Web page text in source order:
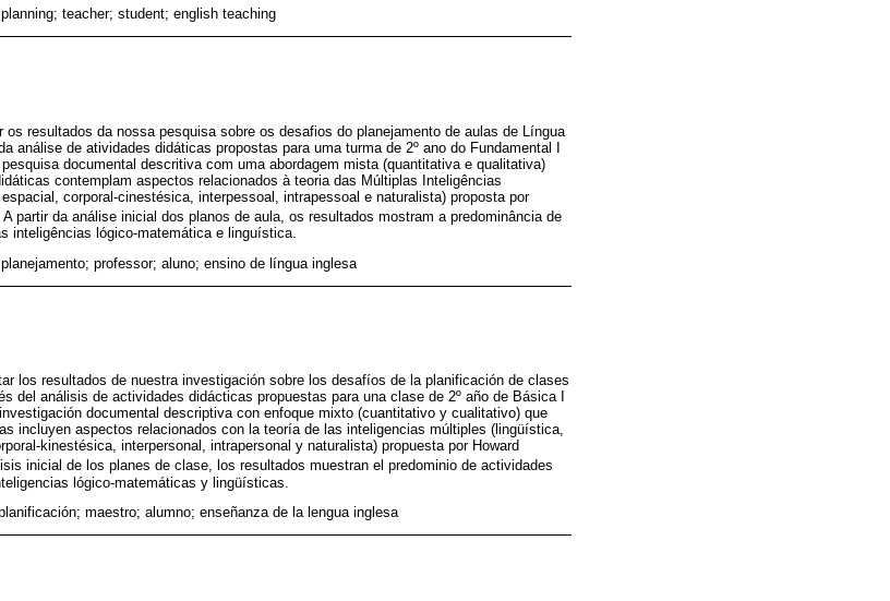
teacher; student; english teaching
resultados da nossa pesquisa sobre os desafios do planejamento de aulas de Língua
análise de atividades didáticas propostas para uma turma de 2º ano do Fundamental I
documental descritiva com uma abordagem mista (quantitativa e qualitativa)
contemplam aspectos relacionados à teoria das Múltiplas Inteligências
corporal-cinestésica, interpessoal, intrapessoal e naturalista) proposta por
A partir da análise inicial dos planos de aula, os resultados mostram a predominância de
inteligências lógico-matemática e linguística.
professor; aluno; ensino de língua inglesa
los resultados de nuestra investigación sobre los desafíos de la planificación de clases
del análisis de actividades didácticas propuestas para una clase de 2º año de Básica I
documental descriptiva con enfoque mixto (cuantitativo y cualitativo) que
incluyen aspectos relacionados con la teoría de las inteligencias múltiples (lingüística,
kinestésica, interpersonal, intrapersonal y naturalista) propuesta por Howard
inicial de los planes de clase, los resultados muestran el predominio de actividades
lógico-matemáticas y lingüísticas.
maestro; alumno; enseñanza de la lengua inglesa